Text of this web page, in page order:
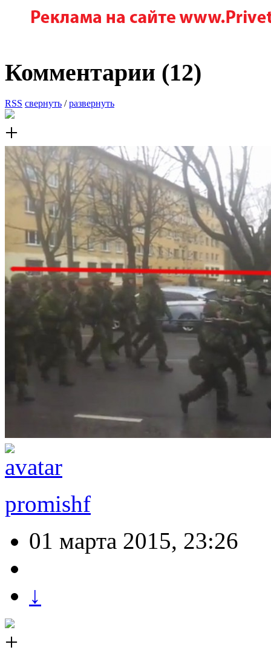
Комментарии (12)
RSS свернуть /развернуть
promishf
01 марта 2015, 23:26
↓